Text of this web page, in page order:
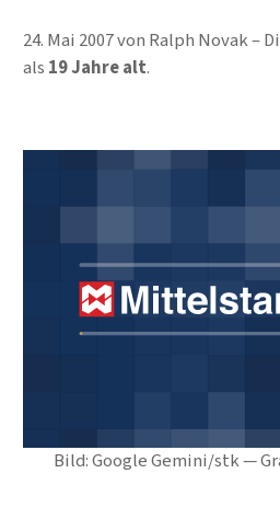
Bild: Google Gemini/stk —
24. Mai 2007von Ralph Novak
als 19 Jahre alt.